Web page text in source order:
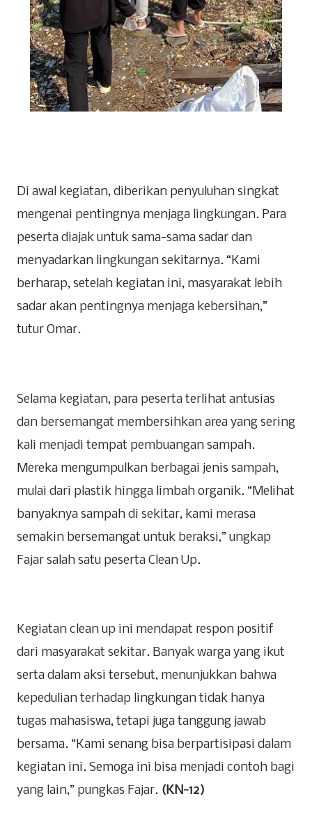
Di awal kegiatan, diberikan penyuluhan singkat
mengenai pentingnya menjaga lingkungan. Para
peserta diajak untuk sama-sama sadar dan
menyadarkan lingkungan sekitarnya. “Kami
berharap, setelah kegiatan ini, masyarakat lebih
sadar akan pentingnya menjaga kebersihan,”
tutur Omar.
Selama kegiatan, para peserta terlihat antusias
dan bersemangat membersihkan area yang sering
kali menjadi tempat pembuangan sampah.
Mereka mengumpulkan berbagai jenis sampah,
mulai dari plastik hingga limbah organik. “Melihat
banyaknya sampah di sekitar, kami merasa
semakin bersemangat untuk beraksi,” ungkap
Fajar salah satu peserta Clean Up.
Kegiatan clean up ini mendapat respon positif
dari masyarakat sekitar. Banyak warga yang ikut
serta dalam aksi tersebut, menunjukkan bahwa
kepedulian terhadap lingkungan tidak hanya
tugas mahasiswa, tetapi juga tanggung jawab
bersama. “Kami senang bisa berpartisipasi dalam
kegiatan ini. Semoga ini bisa menjadi contoh bagi
yang lain,” pungkas Fajar. (KN-12)